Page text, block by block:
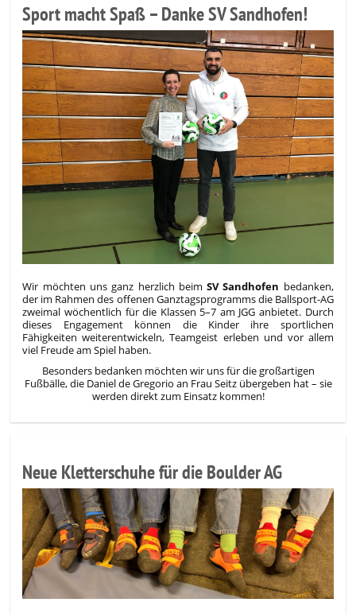
Sport macht Spaß – Danke SV Sandhofen!
Wir möchten uns ganz herzlich beimSV Sandhofen bedanken,
der im Rahmen des offenen Ganztagsprogramms die Ballsport-AG
zweimal wöchentlich für die Klassen 5–7 am JGG anbietet. Durch
dieses Engagement können die Kinder ihre sportlichen
Fähigkeiten weiterentwickeln, Teamgeist erleben und vor allem
viel Freude am Spiel haben.
Besonders bedanken möchten wir uns für die großartigen
Fußbälle, die Daniel de Gregorio an Frau Seitz übergeben hat – sie
werden direkt zum Einsatz kommen!
Neue Kletterschuhe für die Boulder AG